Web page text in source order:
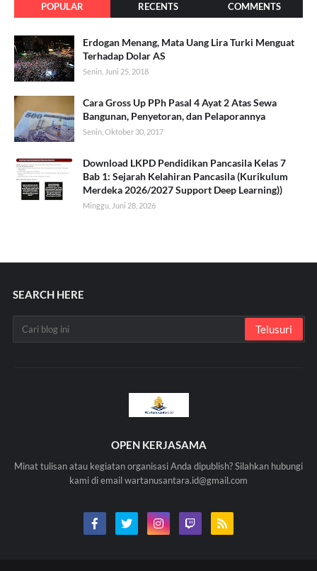
POPULAR RECENTS COMMENTS
Erdogan Menang, Mata Uang Lira Turki Menguat
Terhadap Dolar AS
Senin, Juni 25, 2018
Cara Gross Up PPh Pasal 4 Ayat 2 Atas Sewa
Bangunan, Penyetoran, dan Pelaporannya
Senin, Oktober 30, 2017
Download LKPD Pendidikan Pancasila Kelas 7
Bab 1: Sejarah Kelahiran Pancasila (Kurikulum
Merdeka 2026/2027 Support Deep Learning))
Minggu, Juni 28, 2026
SEARCH HERE
OPEN KERJASAMA
Minat tulisan atau kegiatan organisasi Anda dipublish? Silahkan hubungi
kami di email wartanusantara.id@gmail.com